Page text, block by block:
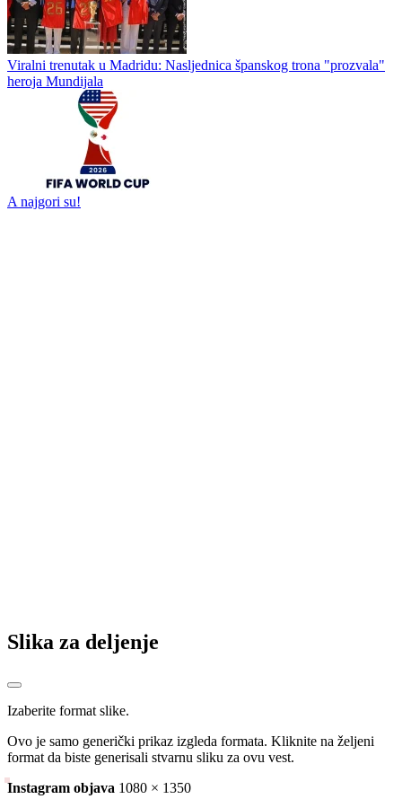
Mesi iznenadio saigrače posebnim poklonom pred finale Mundijala
Fifinih jedanaest